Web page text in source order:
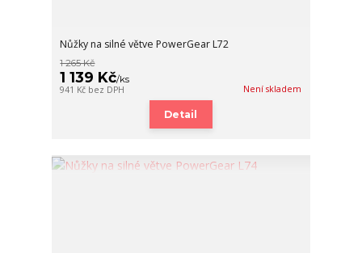
Nůžky na silné větve PowerGear L72
1 265 Kč
1 139 Kč/ks
941 Kč bez DPH Není skladem
Detail